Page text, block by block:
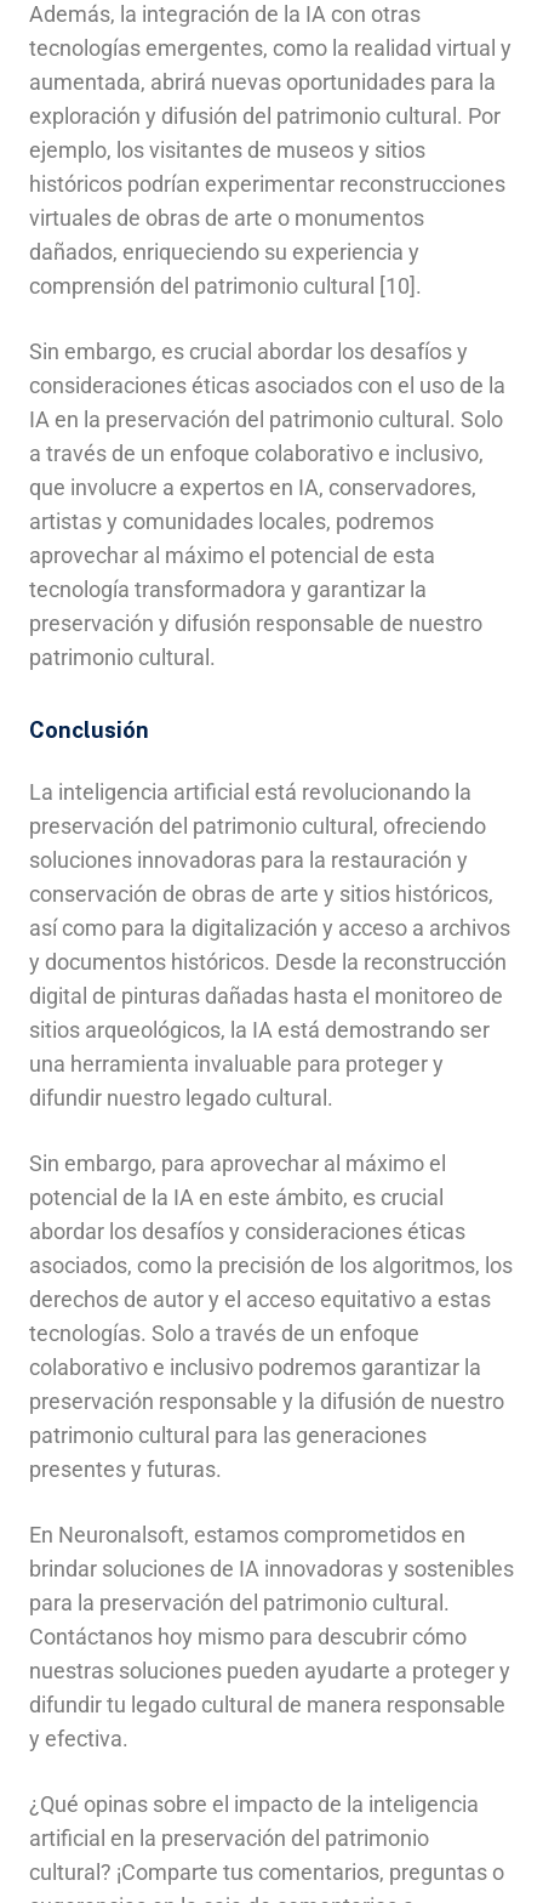
Además, la integración de la IA con otras
tecnologías emergentes, como la realidad virtual y
aumentada, abrirá nuevas oportunidades para la
exploración y difusión del patrimonio cultural. Por
ejemplo, los visitantes de museos y sitios
históricos podrían experimentar reconstrucciones
virtuales de obras de arte o monumentos
dañados, enriqueciendo su experiencia y
comprensión del patrimonio cultural [10].
Sin embargo, es crucial abordar los desafíos y
consideraciones éticas asociados con el uso de la
IA en la preservación del patrimonio cultural. Solo
a través de un enfoque colaborativo e inclusivo,
que involucre a expertos en IA, conservadores,
artistas y comunidades locales, podremos
aprovechar al máximo el potencial de esta
tecnología transformadora y garantizar la
preservación y difusión responsable de nuestro
patrimonio cultural.
Conclusión
La inteligencia artificial está revolucionando la
preservación del patrimonio cultural, ofreciendo
soluciones innovadoras para la restauración y
conservación de obras de arte y sitios históricos,
así como para la digitalización y acceso a archivos
y documentos históricos. Desde la reconstrucción
digital de pinturas dañadas hasta el monitoreo de
sitios arqueológicos, la IA está demostrando ser
una herramienta invaluable para proteger y
difundir nuestro legado cultural.
Sin embargo, para aprovechar al máximo el
potencial de la IA en este ámbito, es crucial
abordar los desafíos y consideraciones éticas
asociados, como la precisión de los algoritmos, los
derechos de autor y el acceso equitativo a estas
tecnologías. Solo a través de un enfoque
colaborativo e inclusivo podremos garantizar la
preservación responsable y la difusión de nuestro
patrimonio cultural para las generaciones
presentes y futuras.
En Neuronalsoft, estamos comprometidos en
brindar soluciones de IA innovadoras y sostenibles
para la preservación del patrimonio cultural.
Contáctanos hoy mismo para descubrir cómo
nuestras soluciones pueden ayudarte a proteger y
difundir tu legado cultural de manera responsable
y efectiva.
¿Qué opinas sobre el impacto de la inteligencia
artificial en la preservación del patrimonio
cultural? ¡Comparte tus comentarios, preguntas o